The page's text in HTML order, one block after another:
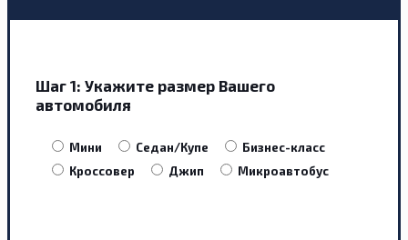
Шаг 1: Укажите размер Вашего
автомобиля
Мини Седан/Купе
Бизнес-класс
Кроссовер
Джип Микроавтобус